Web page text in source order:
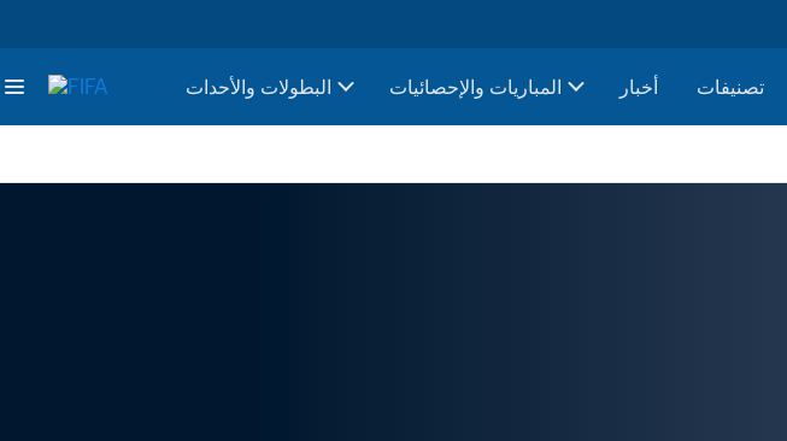
البطولات والأحدات المباريات والإحصائيات أخبار تصنيفات